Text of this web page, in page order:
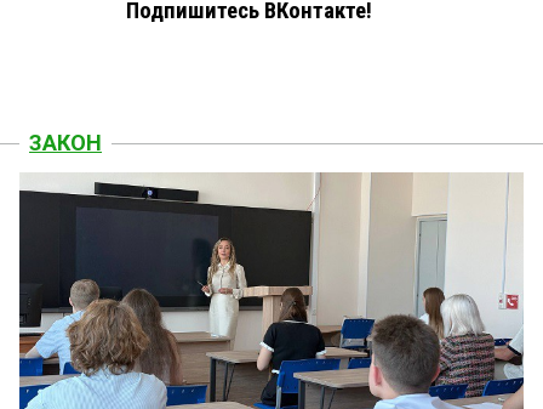
Подпишитесь ВКонтакте!
ЗАКОН